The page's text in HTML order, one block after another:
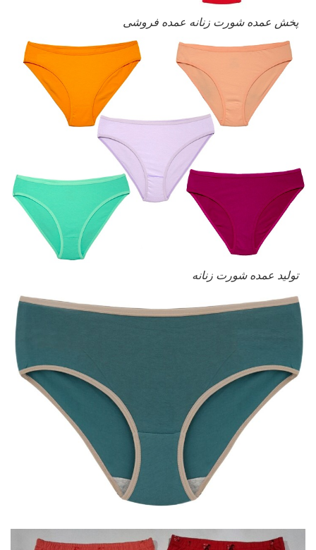
پخش عمده شورت زنانه عمده فروشی
تولید عمده شورت زنانه